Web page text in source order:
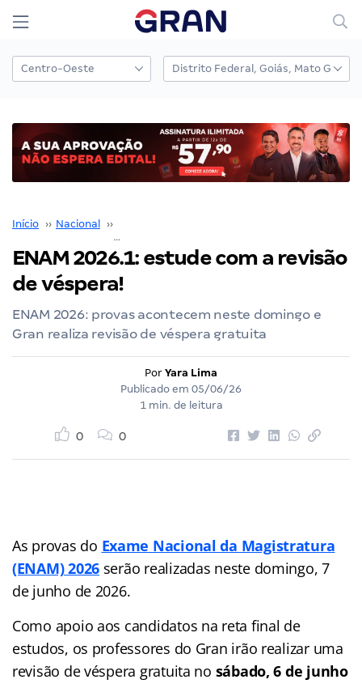
Início ›› Nacional ››
ENAM 2026.1: estude com a revisão
de véspera!
ENAM 2026: provas acontecem neste domingo e
Gran realiza revisão de véspera gratuita
Por Yara Lima
Publicado em 05/06/26
1 min. de leitura
0 0
As provas do Exame Nacional da Magistratura
(ENAM) 2026 serão realizadas neste domingo, 7
de junho de 2026.
Como apoio aos candidatos na reta final de
estudos, os professores do Gran irão realizar uma
revisão de véspera gratuita no sábado, 6 de junho